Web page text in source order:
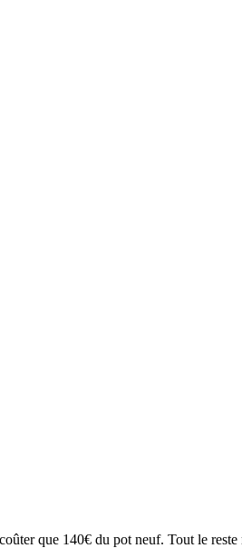
que 140€ du pot neuf. Tout le reste